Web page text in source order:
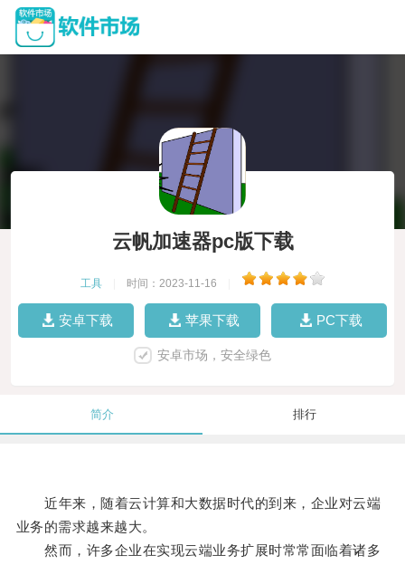
云帆加速器pc版下载
工具 时间：2023-11-16
安卓下载 苹果下载 PC下载
安卓市场，安全绿色
简介 排行
近年来，随着云计算和大数据时代的到来，企业对云端
业务的需求越来越大。
然而，许多企业在实现云端业务扩展时常常面临着诸多